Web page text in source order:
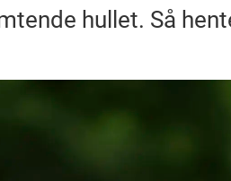
hullet. Så